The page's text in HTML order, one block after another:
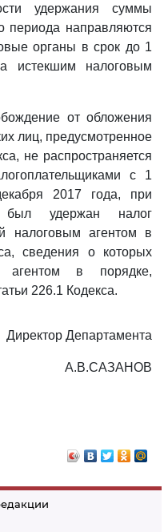
удержания суммы
периода направляются
органы в срок до 1
истекшим налоговым
от обложения
лиц, предусмотренное
не распространяется
с 1
2017 года, при
удержан налог
налоговым агентом в
сведения о которых
агентом в порядке,
226.1 Кодекса.
Директор Департамента
А.В.САЗАНОВ